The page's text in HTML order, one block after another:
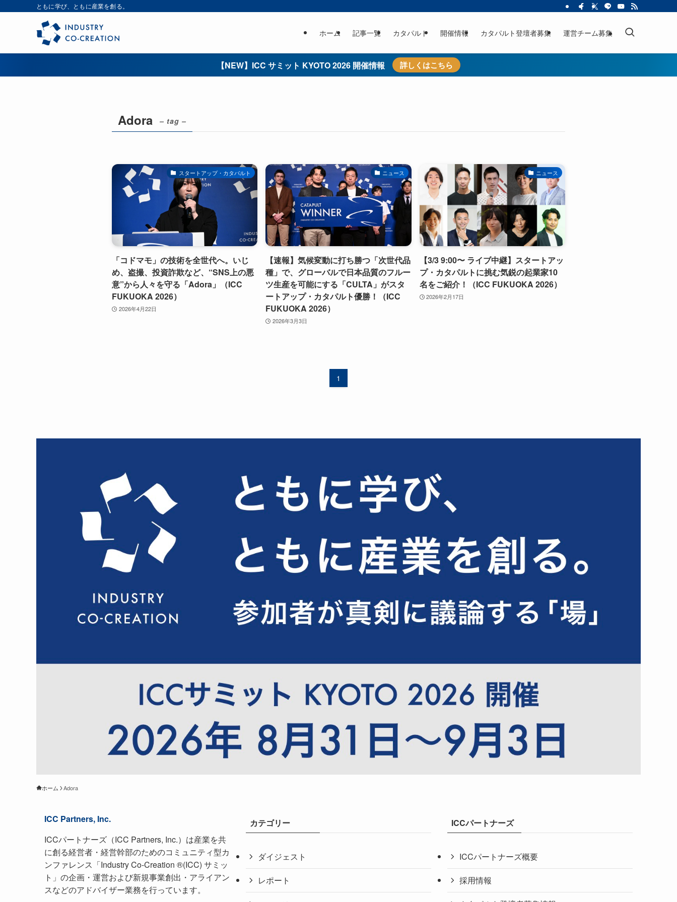
ともに学び、ともに産業を創る。
ホーム 記事一覧 カタパルト 開催情報 カタパルト登壇者募集 運営チーム募集
【NEW】ICC サミット KYOTO 2026 開催情報 詳しくはこちら
Adora – tag –
スタートアップ・カタパルト
「コドマモ」の技術を全世代へ。いじ
め、盗撮、投資詐欺など、“SNS上の悪
意”から人々を守る「Adora」（ICC
FUKUOKA 2026）
2026年4月22日
ニュース
【速報】気候変動に打ち勝つ「次世代品
種」で、グローバルで日本品質のフルー
ツ生産を可能にする「CULTA」がスタ
ートアップ・カタパルト優勝！（ICC
FUKUOKA 2026）
2026年3月3日
ニュース
【3/3 9:00〜 ライブ中継】スタートアッ
プ・カタパルトに挑む気鋭の起業家10
名をご紹介！（ICC FUKUOKA 2026）
2026年2月17日
1
ホーム Adora
ICC Partners, Inc.
ICCパートナーズ（ICC Partners, Inc.）は産業を共
に創る経営者・経営幹部のためのコミュニティ型カ
ンファレンス「Industry Co-Creation ®(ICC) サミッ
ト」の企画・運営および新規事業創出・アライアン
スなどのアドバイザー業務を行っています。
カテゴリー
ダイジェスト
レポート
ICCパートナーズ
ICCパートナーズ概要
採用情報